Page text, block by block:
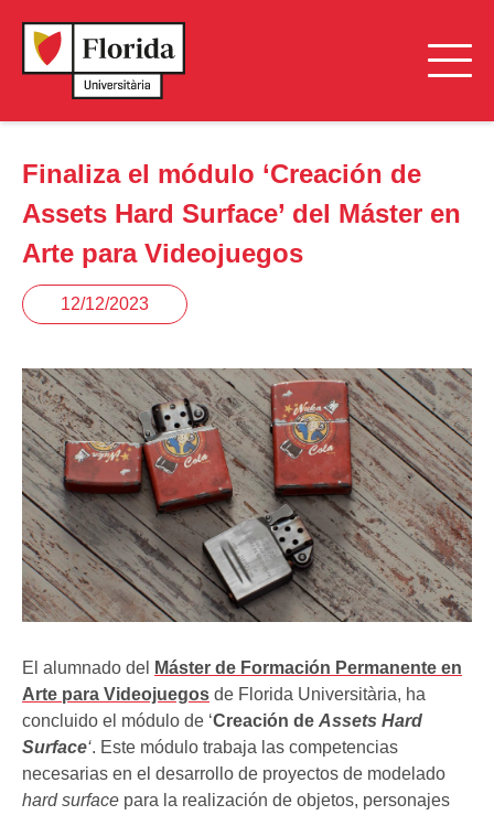
Finaliza el módulo ‘Creación de
Assets Hard Surface’ del Máster en
Arte para Videojuegos
12/12/2023
El alumnado del
Máster de Formación Permanente en
Arte para Videojuegos de Florida Universitària, ha
concluido el módulo de ‘Creación de Assets Hard
Surface‘. Este módulo trabaja las competencias
necesarias en el desarrollo de proyectos de modelado
hard surface para la realización de objetos, personajes